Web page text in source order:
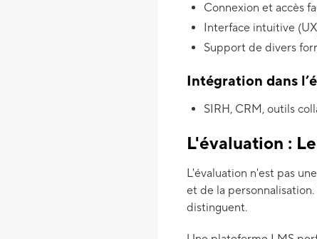
Connexion et accès
Interface intuitive
Support de divers
Intégration dans
SIRH, CRM, outils
L'évaluation :
L'évaluation n'est pas
et de la
distinguent.